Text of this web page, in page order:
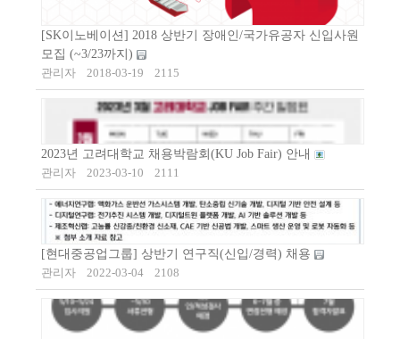
[SK이노베이션] 2018 상반기 장애인/국가유공자 신입사원
모집 (~3/23까지)
관리자
2018-03-19 2115
2023년 고려대학교 채용박람회(KU Job Fair) 안내
관리자
2023-03-10 2111
[현대중공업그룹] 상반기 연구직(신입/경력) 채용
관리자
2022-03-04 2108